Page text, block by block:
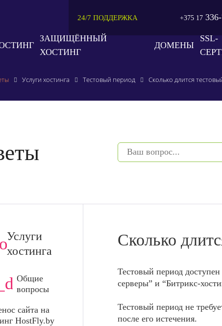
24/7 ПОДДЕРЖКА +375 17
ЗАЩИЩЁННЫЙ
ХОСТИНГ
ДОМЕНЫ
SSL-
Услуги хостинга Тестовый период Сколько длится
Услуги
хостинга
Общие
вопросы
сайта на
HostFly.by
Сколько
Тестовый период
серверы” и “Битрикс-
Тестовый период не
после его истечения.